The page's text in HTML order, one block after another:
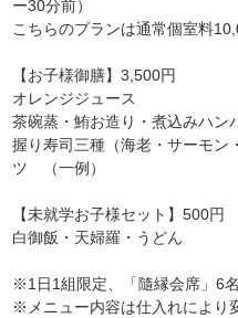
ー30分前）
こちらのプランは通常個室料
【お子様御膳】3,500円
オレンジジュース
茶碗蒸・鮪お造り・煮込みハン
握り寿司三種（海老・サーモン
ツ （一例）
【未就学お子様セット】500円
白御飯・天婦羅・うどん
※1日1組限定、「隨縁会席」6
※メニュー内容は仕入れにより